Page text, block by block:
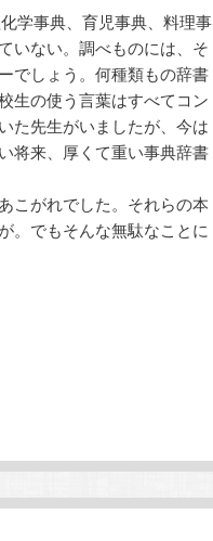
学事典、育児事典、料理事
いない。調べものには、そ
でしょう。何種類もの辞書
生の使う言葉はすべてコン
た先生がいましたが、今は
将来、厚くて重い事典辞書
こがれでした。それらの本
。でもそんな無駄なことに